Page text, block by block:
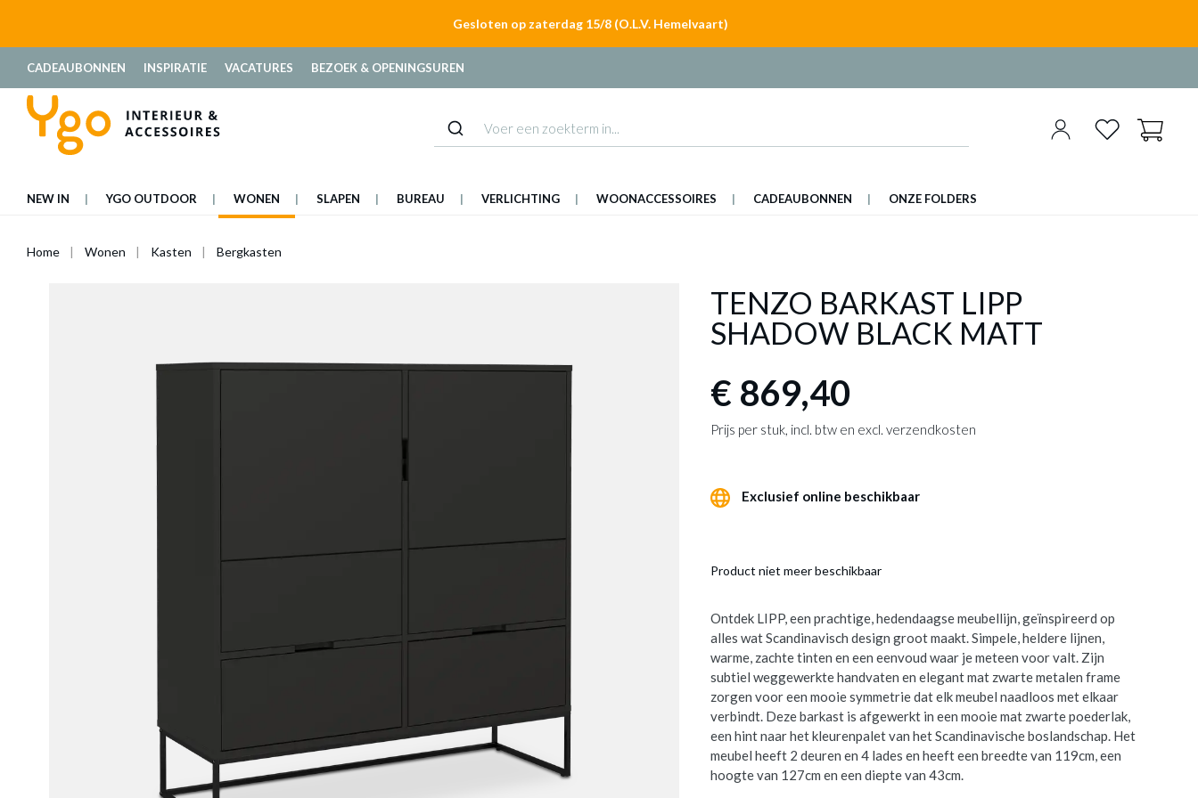
Gesloten op zaterdag 15/8 (O.L.V. Hemelvaart)
CADEAUBONNEN INSPIRATIE VACATURES BEZOEK & OPENINGSUREN
NEW IN YGO OUTDOOR WONEN SLAPEN BUREAU VERLICHTING WOONACCESSOIRES CADEAUBONNEN ONZE FOLDERS
Home Wonen Kasten Bergkasten
TENZO BARKAST LIPP
SHADOW BLACK MATT
€ 869,40
Prijs per stuk, incl. btw en excl. verzendkosten
Exclusief online beschikbaar
Product niet meer beschikbaar
Ontdek LIPP, een prachtige, hedendaagse meubellijn, geïnspireerd op
alles wat Scandinavisch design groot maakt. Simpele, heldere lijnen,
warme, zachte tinten en een eenvoud waar je meteen voor valt. Zijn
subtiel weggewerkte handvaten en elegant mat zwarte metalen frame
zorgen voor een mooie symmetrie dat elk meubel naadloos met elkaar
verbindt. Deze barkast is afgewerkt in een mooie mat zwarte poederlak,
een hint naar het kleurenpalet van het Scandinavische boslandschap. Het
meubel heeft 2 deuren en 4 lades en heeft een breedte van 119cm, een
hoogte van 127cm en een diepte van 43cm.